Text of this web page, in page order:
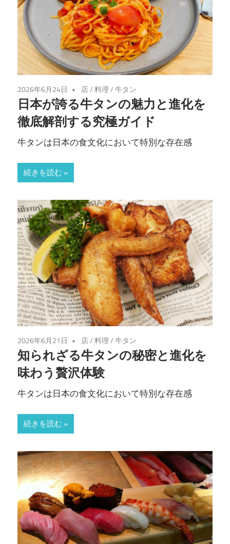
体
験
2026年6月24日 店/料理/牛タン
日本が誇る牛タンの魅力と進化を
徹底解剖する究極ガイド
牛タンは日本の食文化において特別な存在感
続きを読む
2026年6月21日 店/料理/牛タン
知られざる牛タンの秘密と進化を
味わう贅沢体験
牛タンは日本の食文化において特別な存在感
続きを読む